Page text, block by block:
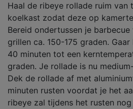
Haal de ribeye rollade ruim van
koelkast zodat deze op
Bereid ondertussen je
grillen ca. 150-175 graden.
40 minuten tot een
graden. Je rollade is nu
Dek de rollade af met
minuten rusten voordat je het
ribeye zal tijdens het rusten